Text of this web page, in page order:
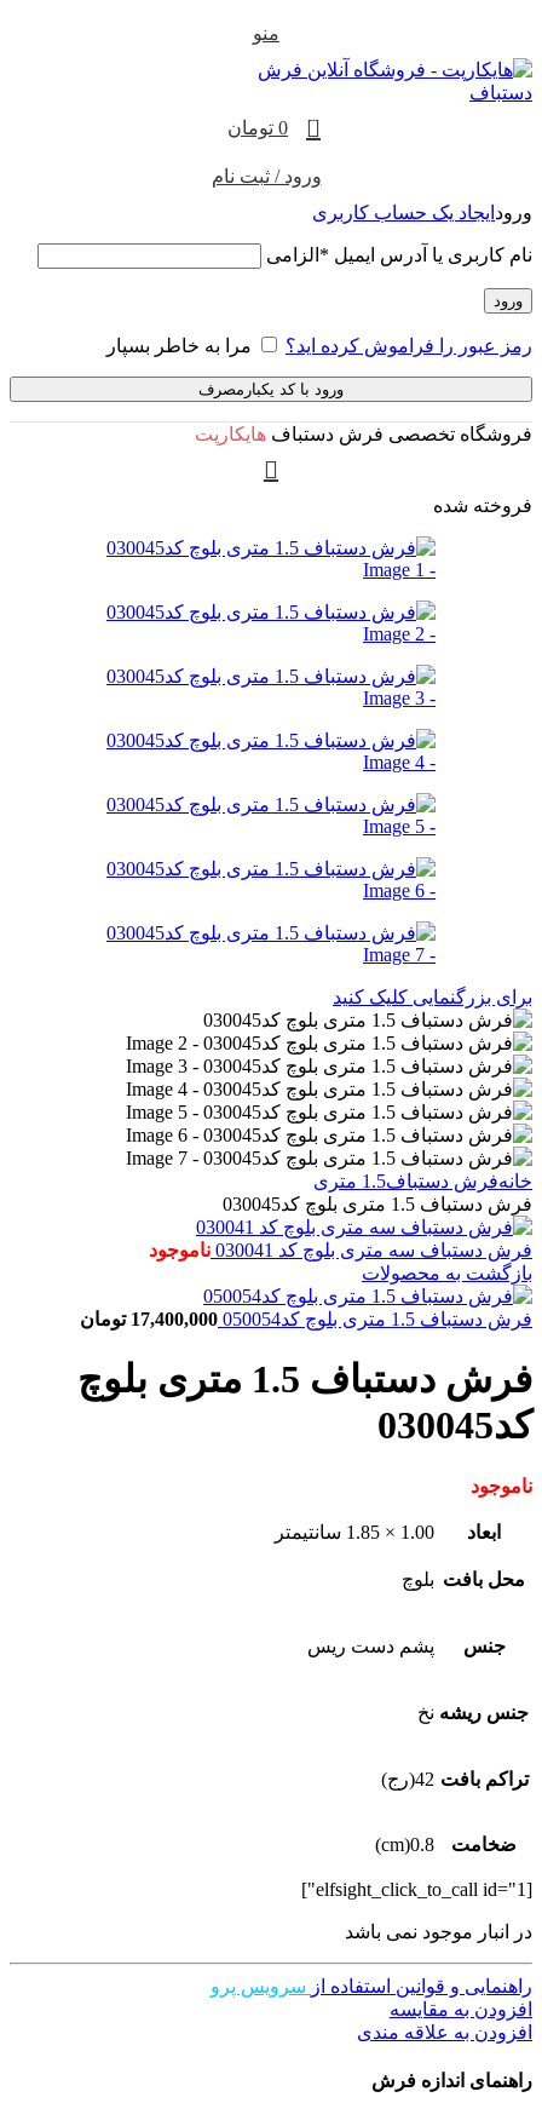
منو
0
0 تومان
ورود / ثبت نام
ورود ایجاد یک حساب کاربری
نام کاربری یا آدرس ایمیل * الزامی
ورود
رمز عبور را فراموش کرده اید؟ مرا به خاطر بسپار
ورود با کد یکبارمصرف
فروشگاه تخصصی فرش دستباف هایکارپت
فروخته شده
برای بزرگنمایی کلیک کنید
خانهفرش دستباف1.5 متری
فرش دستباف 1.5 متری بلوچ کد030045
فرش دستباف سه متری بلوچ کد 030041
ناموجود
بازگشت به محصولات
فرش دستباف 1.5 متری بلوچ کد050054 17,400,000 تومان
فرش دستباف 1.5 متری بلوچ
کد030045
ناموجود
ابعاد 1.00 × 1.85 سانتیمتر
محل بافت بلوچ
جنس پشم دست ریس
جنس ریشه نخ
تراکم بافت 42(رج)
ضخامت 0.8(cm)
[elfsight_click_to_call id="1"]
در انبار موجود نمی باشد
راهنمایی و قوانین استفاده از سرویس پرو
افزودن به مقایسه
افزودن به علاقه مندی
راهنمای اندازه فرش